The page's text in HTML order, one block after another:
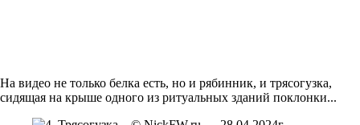
На видео не только белка есть, но и рябинник, и трясогузка,
сидящая на крыше одного из ритуальных зданий поклонки...